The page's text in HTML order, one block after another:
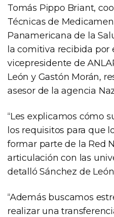
Tomás Pippo Briant,
Técnicas de
Panamericana de la
la comitiva recibida por
vicepresidente de
León y Gastón Morán,
asesor de la agencia
“Les explicamos cómo
los requisitos para que
formar parte de la Red
articulación con las
detalló Sánchez de
“Además buscamos
realizar una